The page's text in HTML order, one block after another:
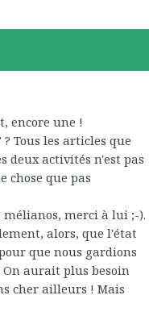
encore une !
Tous les articles que
deux activités n'est pas
chose que pas
mélianos, merci à lui ;-).
alors, que l'état
que nous gardions
On aurait plus besoin
cher ailleurs ! Mais